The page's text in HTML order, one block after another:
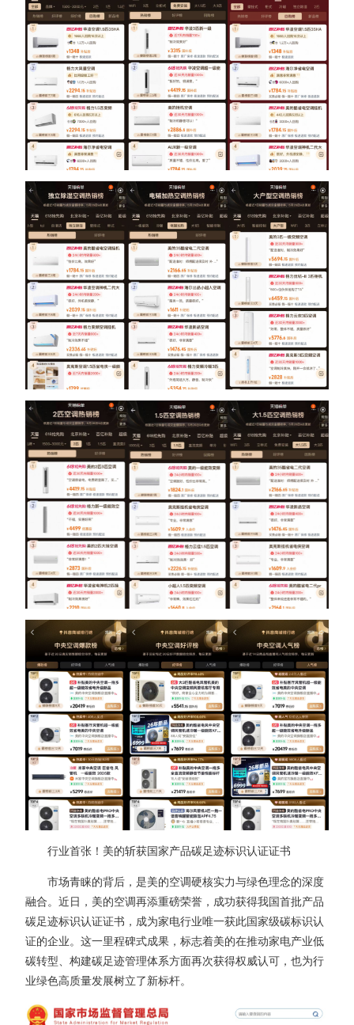
行业首张！美的斩获国家产品碳足迹标识认证证书
市场青睐的背后，是美的空调硬核实力与绿色理念的深度
融合。近日，美的空调再添重磅荣誉，成功获得我国首批产品
碳足迹标识认证证书，成为家电行业唯一获此国家级碳标识认
证的企业。这一里程碑式成果，标志着美的在推动家电产业低
碳转型、构建碳足迹管理体系方面再次获得权威认可，也为行
业绿色高质量发展树立了新标杆。